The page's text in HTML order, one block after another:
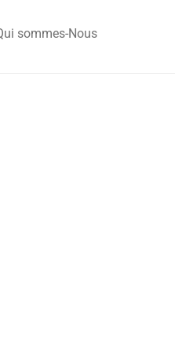
sommes-Nous